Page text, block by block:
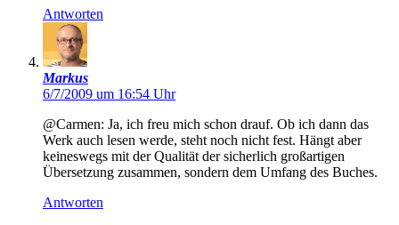
Antworten
Markus
6/7/2009 um 16:54 Uhr
@Carmen: Ja, ich freu mich schon drauf. Ob ich dann das
Werk auch lesen werde, steht noch nicht fest. Hängt aber
keineswegs mit der Qualität der sicherlich großartigen
Übersetzung zusammen, sondern dem Umfang des Buches.
Antworten